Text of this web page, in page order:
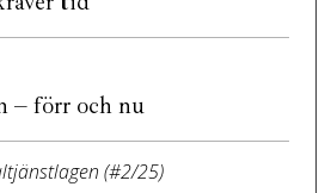
– förr och nu
(#2/25)